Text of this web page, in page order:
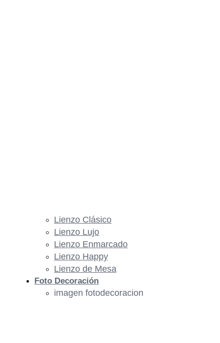
Lienzo Clásico
Lienzo Lujo
Lienzo Enmarcado
Lienzo Happy
Lienzo de Mesa
Foto Decoración
imagen fotodecoracion